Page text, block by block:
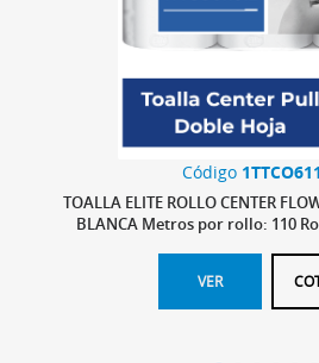
Código
TOALLA ELITE ROLLO CENTER
BLANCA Metros por rollo: 110 Rollos por paquete: 3
VER